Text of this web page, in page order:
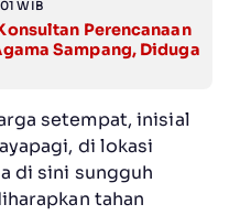
WIB
Perencanaan
Sampang, Diduga
setempat, inisial
di lokasi
di sini sungguh
tahan